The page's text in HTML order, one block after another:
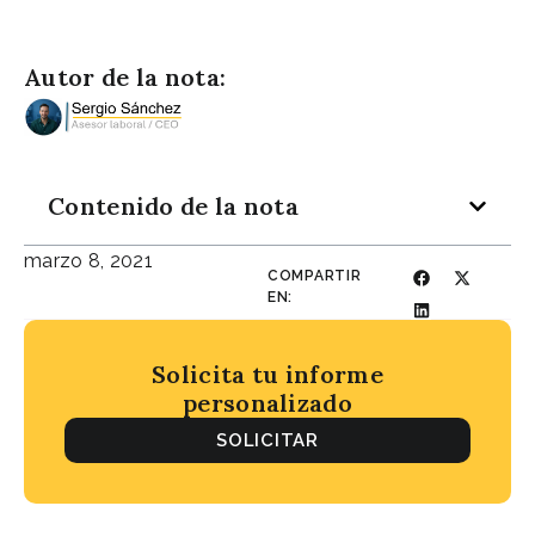
Autor de la nota:
Contenido de la nota
marzo 8, 2021
COMPARTIR
EN:
Solicita tu informe
personalizado
SOLICITAR